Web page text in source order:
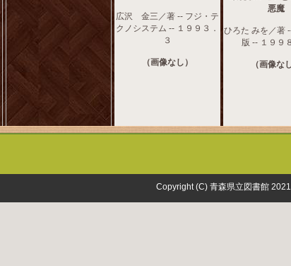
広沢 金三／著 -- フジ・テ
クノシステム -- １９９３．
３
（画像なし）
悪魔
ひろた みを／著
版 -- １９９
（画像な
Copyright (C) 青森県立図書館